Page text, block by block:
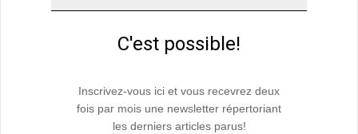
C'est possible!
Inscrivez-vous ici et vous recevrez deux
fois par mois une newsletter répertoriant
les derniers articles parus!